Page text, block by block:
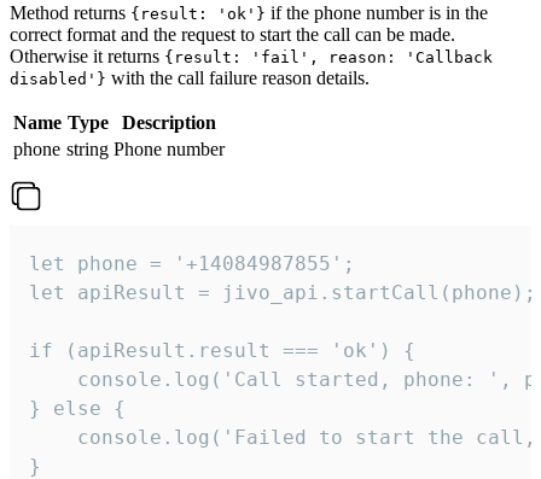
Method returns {result: 'ok'} if the phone number is in the
correct format and the request to start the call can be made.
Otherwise it returns {result: 'fail', reason: 'Callback
disabled'} with the call failure reason details.
Name Type
Description
phone string Phone number
let phone = '+14084987855';
let apiResult = jivo_api.startCall(phone);
if (apiResult.result === 'ok') {
console.log('Call started, phone: ',
} else {
console.log('Failed to start the
}